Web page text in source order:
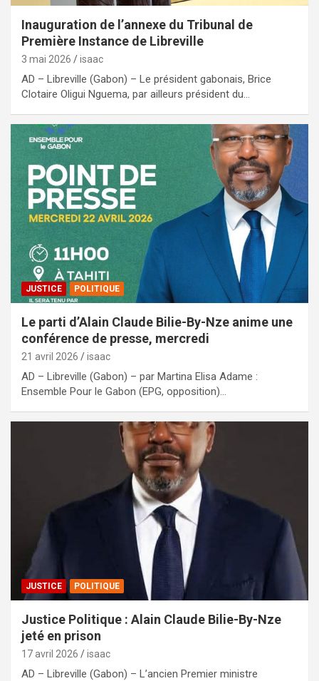
Inauguration de l’annexe du Tribunal de
Première Instance de Libreville
3 mai 2026 isaac
AD – Libreville (Gabon) – Le président gabonais, Brice
Clotaire Oligui Nguema, par ailleurs président du…
JUSTICE POLITIQUE
Le parti d’Alain Claude Bilie-By-Nze anime une
conférence de presse, mercredi
21 avril 2026 isaac
AD – Libreville (Gabon) – par Martina Elisa Adame :
Ensemble Pour le Gabon (EPG, opposition)…
JUSTICE POLITIQUE
Justice Politique : Alain Claude Bilie-By-Nze
jeté en prison
17 avril 2026 isaac
AD – Libreville (Gabon) – L’ancien Premier ministre